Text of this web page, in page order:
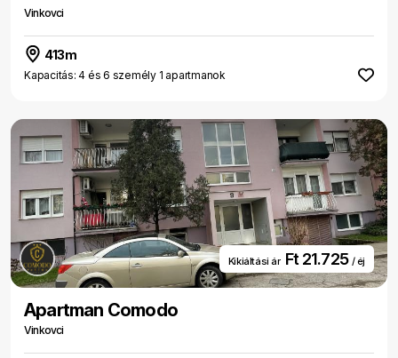
Vinkovci
413m
Kapacitás: 4 és 6 személy 1 apartmanok
Kikiáltási ár Ft 21.725 / éj
Apartman Comodo
Vinkovci